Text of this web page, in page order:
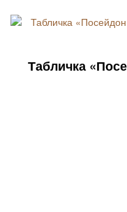
Табличка